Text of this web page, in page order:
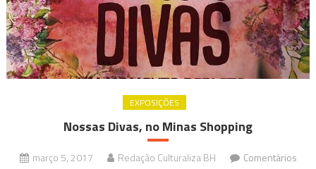
EXPOSIÇÕES
Nossas Divas, no Minas Shopping
março 5, 2017 Redação Culturaliza BH
Comentários